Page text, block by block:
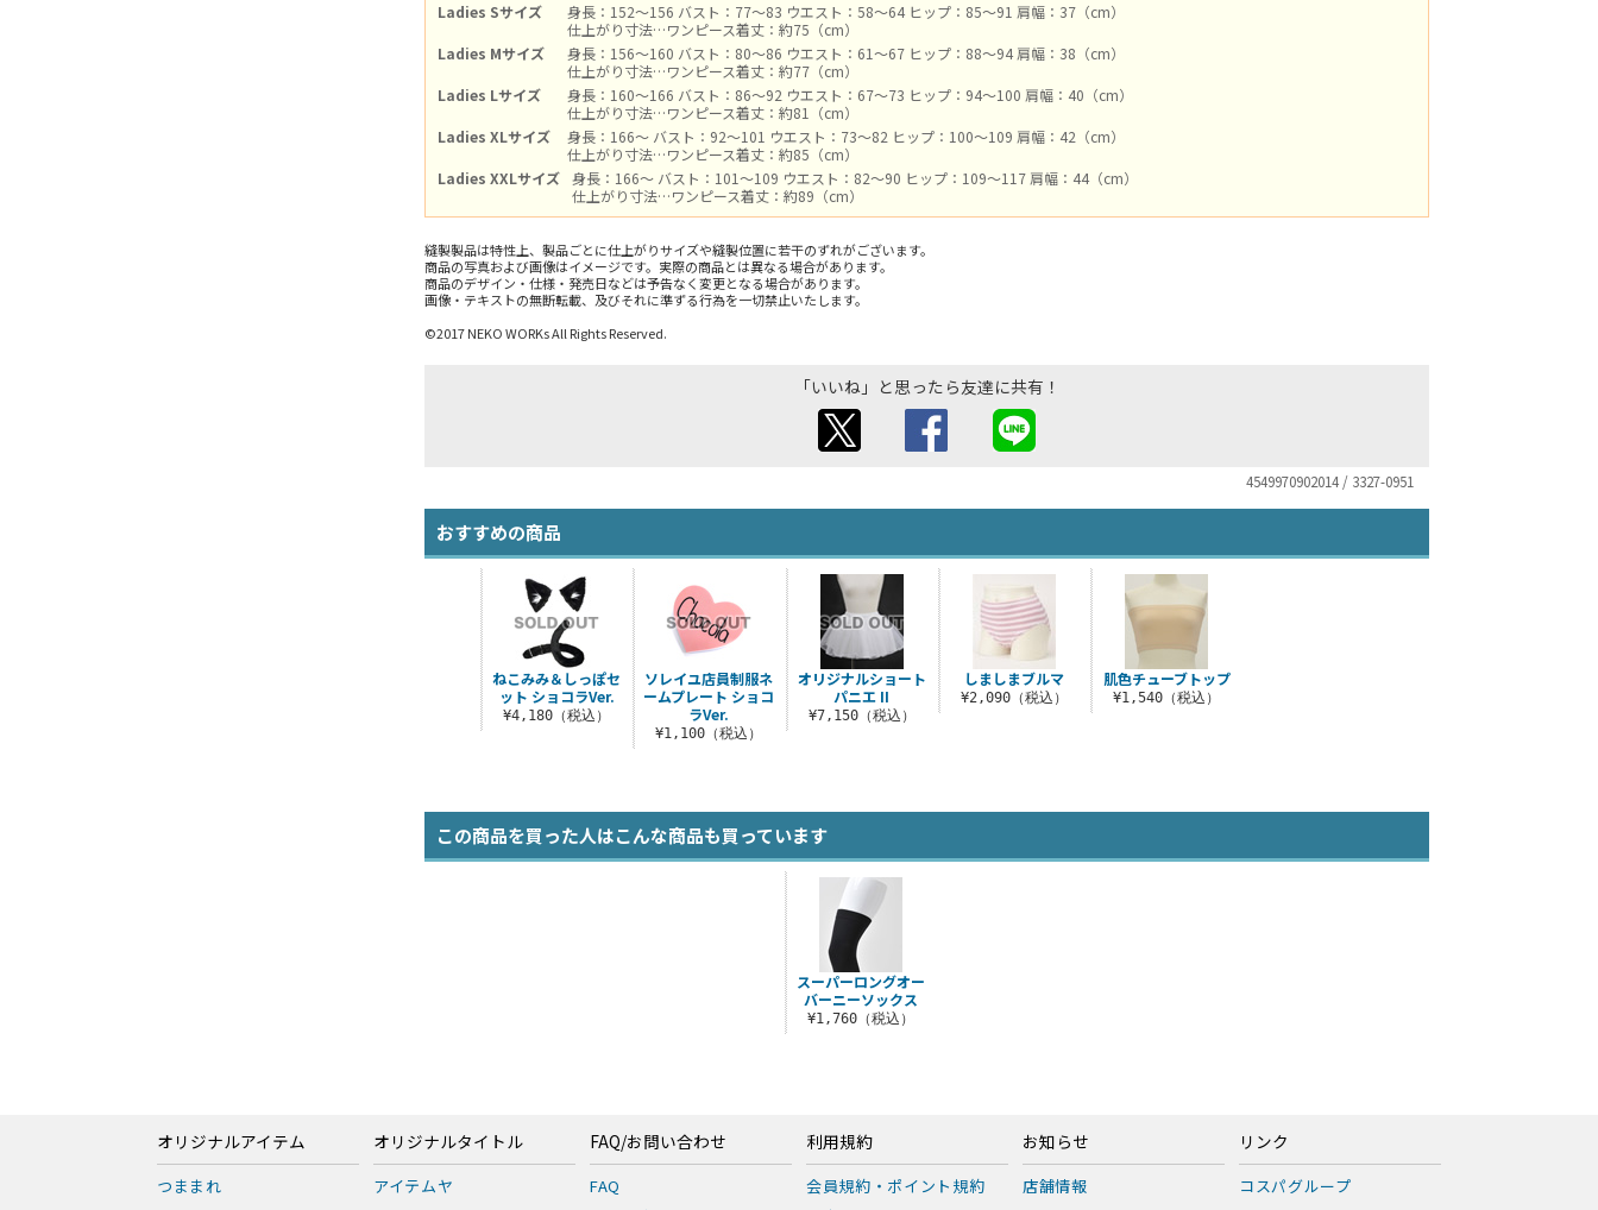
Ladies Sサイズ
身長：152～156 バスト：77～83 ウエスト：58～64 ヒップ：85～91 肩幅：37（cm）
仕上がり寸法…ワンピース着丈：約75（cm）
Ladies Mサイズ
身長：156～160 バスト：80～86 ウエスト：61～67 ヒップ：88～94 肩幅：38（cm）
仕上がり寸法…ワンピース着丈：約77（cm）
Ladies Lサイズ
身長：160～166 バスト：86～92 ウエスト：67～73 ヒップ：94～100 肩幅：40（cm）
仕上がり寸法…ワンピース着丈：約81（cm）
Ladies XLサイズ
身長：166～ バスト：92～101 ウエスト：73～82 ヒップ：100～109 肩幅：42（cm）
仕上がり寸法…ワンピース着丈：約85（cm）
Ladies XXLサイズ 身長：166～ バスト：101～109 ウエスト：82～90 ヒップ：109～117 肩幅：44（cm）
仕上がり寸法…ワンピース着丈：約89（cm）
縫製製品は特性上、製品ごとに仕上がりサイズや縫製位置に若干のずれがございます。
商品の写真および画像はイメージです。実際の商品とは異なる場合があります。
商品のデザイン・仕様・発売日などは予告なく変更となる場合があります。
画像・テキストの無断転載、及びそれに準ずる行為を一切禁止いたします。
©2017 NEKO WORKs All Rights Reserved.
「いいね」と思ったら友達に共有！
4549970902014 / 3327-0951
おすすめの商品
オリジナルショート
パニエ II
¥7,150（税込）
しましまブルマ
¥2,090（税込）
肌色チューブトップ
¥1,540（税込）
ねこみみ＆しっぽセ
ット ショコラVer.
¥4,180（税込）
ソレイユ店員制服ネ
ームプレート ショコ
ラVer.
¥1,100（税込）
この商品を買った人はこんな商品も買っています
スーパーロングオー
バーニーソックス
¥1,760（税込）
オリジナルアイテム
つままれ
オリジナルタイトル
アイテムヤ
FAQ/お問い合わせ
FAQ
利用規約
会員規約・ポイント規約
お知らせ
店舗情報
リンク
コスパグループ